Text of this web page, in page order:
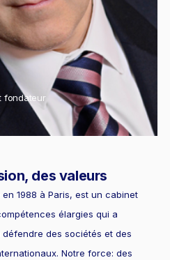
fondateur
des valeurs
1988 à Paris, est un cabinet
élargies qui a
des sociétés et des
Notre force: des